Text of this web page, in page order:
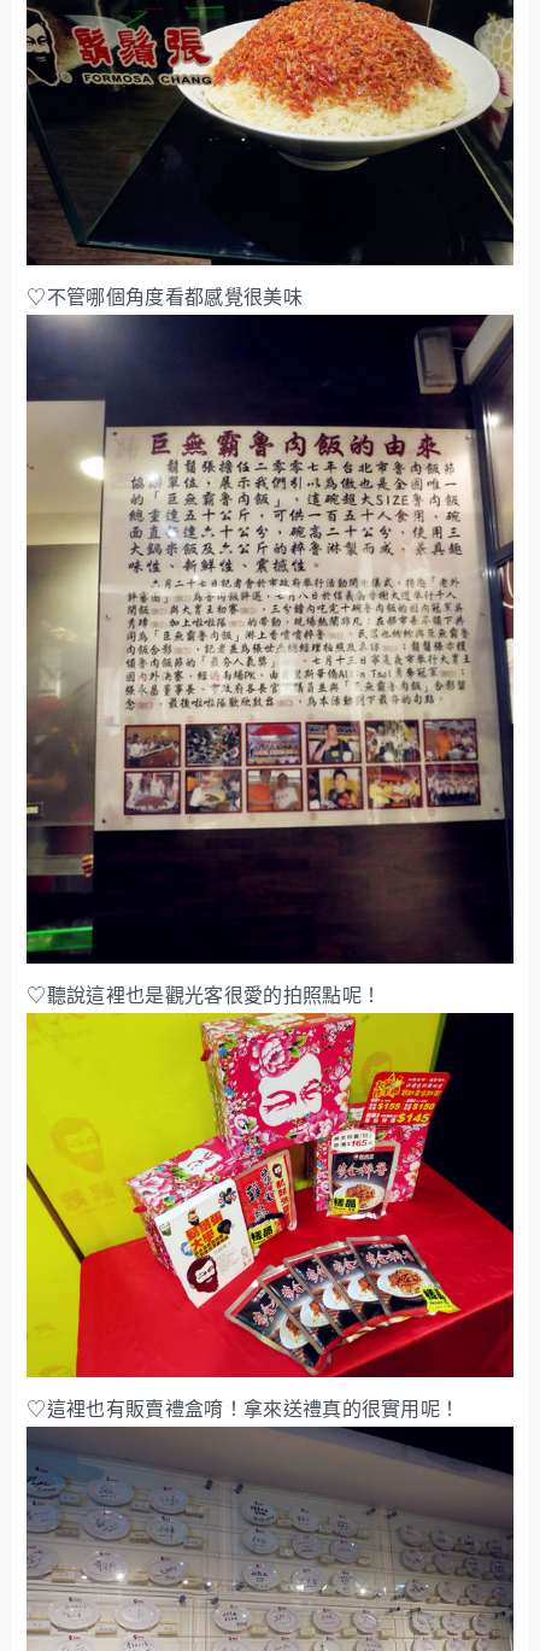
♡不管哪個角度看都感覺很美味
♡聽說這裡也是觀光客很愛的拍照點呢！
♡這裡也有販賣禮盒唷！拿來送禮真的很實用呢！